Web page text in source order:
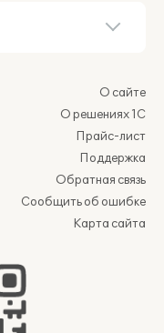
О сайте
О решениях 1С
Прайс-лист
Поддержка
Обратная связь
Сообщить об ошибке
Карта сайта